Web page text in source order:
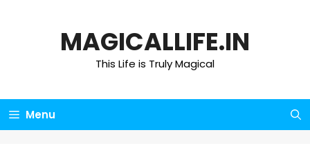
MAGICALLIFE.IN
This Life is Truly Magical
Menu